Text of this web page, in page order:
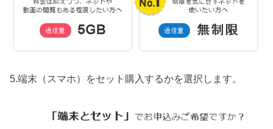
5.端末（スマホ）をセット購入するかを選択します。